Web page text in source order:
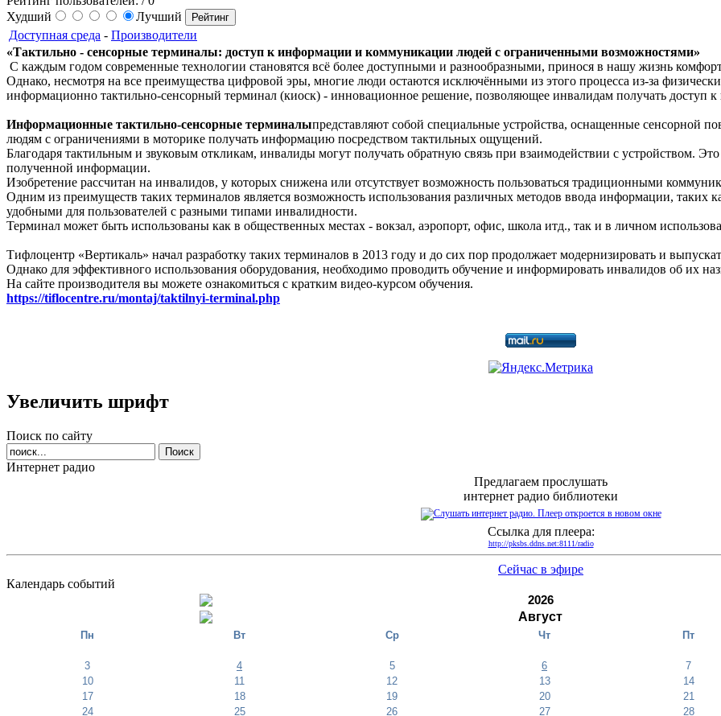
Худший
Лучший
Доступная среда - Производители
«Тактильно - сенсорные терминалы: доступ к информации и коммуникации людей с ограниченными возможностями»
С каждым годом современные технологии становятся всё более доступными и разнообразными, принося в нашу жизнь
Однако, несмотря на все преимущества цифровой эры, многие люди остаются исключёнными из этого процесса из-за
информационно тактильно-сенсорный терминал (киоск) - инновационное решение, позволяющее инвалидам получать доступ
Информационные тактильно-сенсорные терминалыпредставляют собой специальные устройства, оснащенные сенсорной
людям с ограничениями в моторике получать информацию посредством тактильных ощущений.
Благодаря тактильным и звуковым откликам, инвалиды могут получать обратную связь при взаимодействии с устройством.
полученной информации.
Изобретение рассчитан на инвалидов, у которых снижена или отсутствует возможность пользоваться традиционными
Одним из преимуществ таких терминалов является возможность использования различных методов ввода информации, таких
удобными для пользователей с разными типами инвалидности.
Терминал может быть использованы как в общественных местах - вокзал, аэропорт, офис, школа итд., так и в личном
Тифлоцентр «Вертикаль» начал разработку таких терминалов в 2013 году и до сих пор продолжает модернизировать и
Однако для эффективного использования оборудования, необходимо проводить обучение и информировать инвалидов об их
На сайте производителя вы можете ознакомиться с кратким видео-курсом обучения.
https://tiflocentre.ru/montaj/taktilnyi-terminal.php
Увеличить шрифт
Поиск по сайту
Интернет радио
Предлагаем прослушать
интернет радио библиотеки
Ссылка для плеера:
http://pksbs.ddns.net:8111/radio
Сейчас в эфире
Календарь событий
2026
Август
Пн Вт Ср Чт Пт
3
4 5 6 7
10
11 12 13 14
17
18 19 20 21
24
25 26 27 28